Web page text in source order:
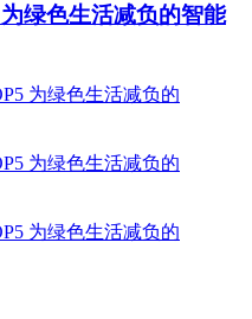
绿色生活减负的智能